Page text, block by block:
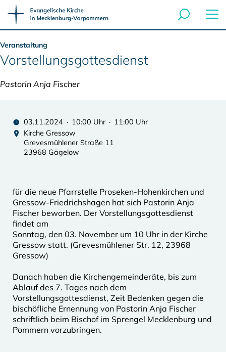
Veranstaltung
Vorstellungsgottesdienst
Pastorin Anja Fischer
03.11.2024 · 10:00 Uhr · 11:00 Uhr
Kirche Gressow
Grevesmühlener Straße 11
23968 Gägelow
für die neue Pfarrstelle Proseken-Hohenkirchen und
Gressow-Friedrichshagen hat sich Pastorin Anja
Fischer beworben. Der Vorstellungsgottesdienst
findet am
Sonntag, den 03. November um 10 Uhr in der Kirche
Gressow statt. (Grevesmühlener Str. 12, 23968
Gressow)
Danach haben die Kirchengemeinderäte, bis zum
Ablauf des 7. Tages nach dem
Vorstellungsgottesdienst, Zeit Bedenken gegen die
bischöfliche Ernennung von Pastorin Anja Fischer
schriftlich beim Bischof im Sprengel Mecklenburg und
Pommern vorzubringen.